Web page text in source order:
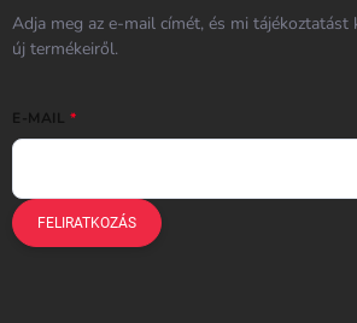
Adja meg az e-mail címét, és mi
új termékeiről.
E-MAIL
FELIRATKOZÁS